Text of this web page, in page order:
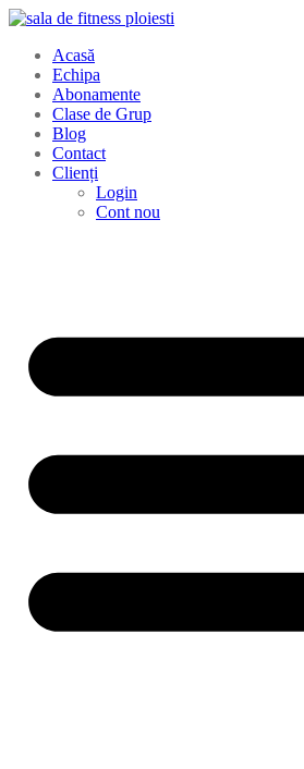
Acasă
Echipa
Abonamente
Clase de Grup
Blog
Contact
Clienți
Login
Cont nou